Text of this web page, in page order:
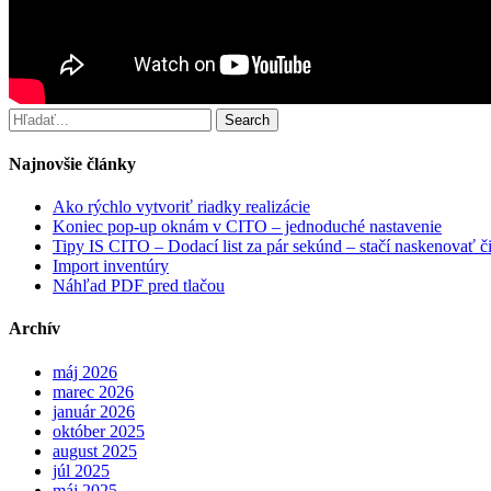
Search
Najnovšie články
Ako rýchlo vytvoriť riadky realizácie
Koniec pop-up oknám v CITO – jednoduché nastavenie
Tipy IS CITO – Dodací list za pár sekúnd – stačí naskenovať
Import inventúry
Náhľad PDF pred tlačou
Archív
máj 2026
marec 2026
január 2026
október 2025
august 2025
júl 2025